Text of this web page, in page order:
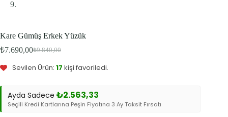
Kare Gümüş Erkek Yüzük
₺9.840,00
Orijinal
fiyat:
₺7.690,00Şu
andaki
fiyat:
Bu ürünü şu an5 kişi inceliyor.
Bu ürün5kişinin sepetinde.
Sevilen Ürün: 17 kişi favoriledi.
Ayda Sadece ₺2.563,33
Seçili Kredi Kartlarına Peşin Fiyatına 3 Ay Taksit Fırsatı